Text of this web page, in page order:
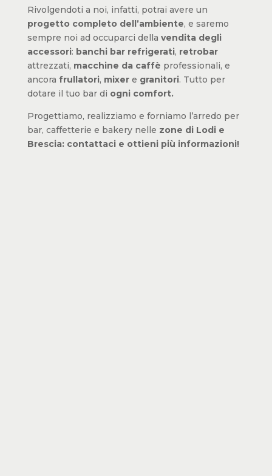
Rivolgendoti a noi, infatti, potrai avere un
progetto completo dell’ambiente, e saremo
sempre noi ad occuparci della vendita degli
accessori: banchi bar refrigerati, retrobar
attrezzati, macchine da caffè professionali, e
ancora frullatori, mixere granitori. Tutto per
dotare il tuo bar di ogni comfort.
Progettiamo, realizziamo e forniamo l’arredo per
bar, caffetterie e bakery nelle zone di Lodi e
Brescia: contattaci e ottieni più informazioni!